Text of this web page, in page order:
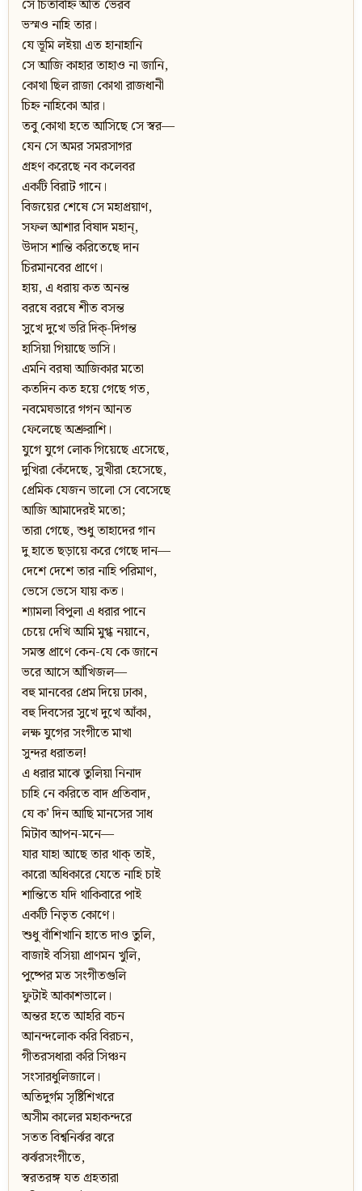
সে চিতাবহ্নি অতি ভৈরব
ভস্মও নাহি তার।
যে ভূমি লইয়া এত হানাহানি
সে আজি কাহার তাহাও না জানি,
কোথা ছিল রাজা কোথা রাজধানী
চিহ্ন নাহিকো আর।
তবু কোথা হতে আসিছে সে স্বর—
যেন সে অমর সমরসাগর
গ্রহণ করেছে নব কলেবর
একটি বিরাট গানে।
বিজয়ের শেষে সে মহাপ্রয়াণ,
সফল আশার বিষাদ মহান্,
উদাস শান্তি করিতেছে দান
চিরমানবের প্রাণে।
হায়, এ ধরায় কত অনন্ত
বরষে বরষে শীত বসন্ত
সুখে দুখে ভরি দিক্-দিগন্ত
হাসিয়া গিয়াছে ভাসি।
এমনি বরষা আজিকার মতো
কতদিন কত হয়ে গেছে গত,
নবমেঘভারে গগন আনত
ফেলেছে অশ্রুরাশি।
যুগে যুগে লোক গিয়েছে এসেছে,
দুখিরা কেঁদেছে, সুখীরা হেসেছে,
প্রেমিক যেজন ভালো সে বেসেছে
আজি আমাদেরই মতো;
তারা গেছে, শুধু তাহাদের গান
দু হাতে ছড়ায়ে করে গেছে দান—
দেশে দেশে তার নাহি পরিমাণ,
ভেসে ভেসে যায় কত।
শ্যামলা বিপুলা এ ধরার পানে
চেয়ে দেখি আমি মুগ্ধ নয়ানে,
সমস্ত প্রাণে কেন-যে কে জানে
ভরে আসে আঁখিজল—
বহু মানবের প্রেম দিয়ে ঢাকা,
বহু দিবসের সুখে দুখে আঁকা,
লক্ষ যুগের সংগীতে মাখা
সুন্দর ধরাতল!
এ ধরার মাঝে তুলিয়া নিনাদ
চাহি নে করিতে বাদ প্রতিবাদ,
যে ক’ দিন আছি মানসের সাধ
মিটাব আপন-মনে—
যার যাহা আছে তার থাক্ তাই,
কারো অধিকারে যেতে নাহি চাই
শান্তিতে যদি থাকিবারে পাই
একটি নিভৃত কোণে।
শুধু বাঁশিখানি হাতে দাও তুলি,
বাজাই বসিয়া প্রাণমন খুলি,
পুষ্পের মত সংগীতগুলি
ফুটাই আকাশভালে।
অন্তর হতে আহরি বচন
আনন্দলোক করি বিরচন,
গীতরসধারা করি সিঞ্চন
সংসারধুলিজালে।
অতিদুর্গম সৃষ্টিশিখরে
অসীম কালের মহাকন্দরে
সতত বিশ্বনির্ঝর ঝরে
ঝর্ঝরসংগীতে,
স্বরতরঙ্গ যত গ্রহতারা